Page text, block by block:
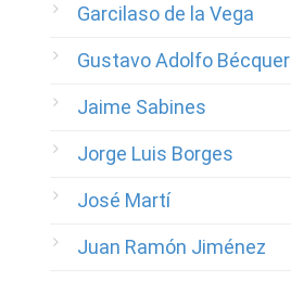
Garcilaso de la Vega
Gustavo Adolfo Bécquer
Jaime Sabines
Jorge Luis Borges
José Martí
Juan Ramón Jiménez